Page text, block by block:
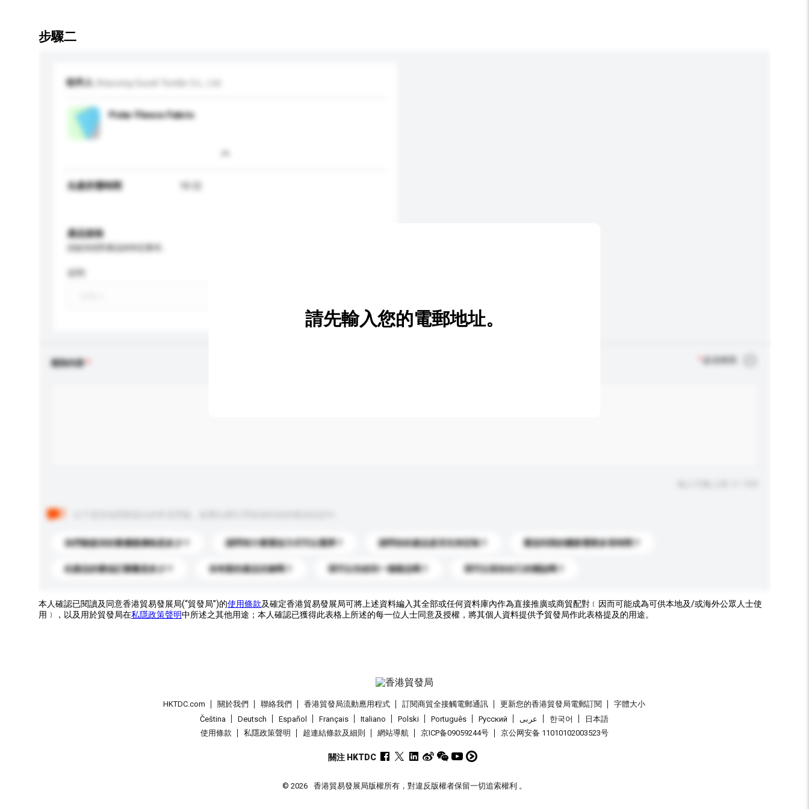
步驟二
收件人 Shaoxing Guodi Textile Co., Ltd.
Polar Fleece Fabric
生產所需時間
產品規格
查詢內容
你們能提供的最優惠價格是多少？ 請問有什麼運送方式可以選擇？ 請問你的產品是否支持定制？ 運送到我的國家需要多長時間？
此產品的最低訂購量是多少？ 你有新的產品目錄嗎？ 我可以先收到一個樣品嗎？ 我可以添加自己的標誌嗎？
請先輸入您的電郵地址。
本人確認已閱讀及同意香港貿易發展局(“貿發局”)的使用條款及確定香港貿易發展局可將上述資料編入其全部或任何資料庫內作為直接推廣或商貿配對﹝因而可能成為可供本地及/或海外公眾人士使
用﹞，以及用於貿發局在私隱政策聲明中所述之其他用途；本人確認已獲得此表格上所述的每一位人士同意及授權，將其個人資料提供予貿發局作此表格提及的用途。
HKTDC.com 關於我們 聯絡我們 香港貿發局流動應用程式 訂閱商貿全接觸電郵通訊 更新您的香港貿發局電郵訂閱
字體大小
Čeština
Deutsch Español Français Italiano Polski Português Pусский عربى 한국어
日本語
使用條款
私隱政策聲明 超連結條款及細則 網站導航 京ICP备09059244号 京公网安备 11010102003523号
關注 HKTDC
© 2026 香港貿易發展局版權所有，對違反版權者保留一切追索權利 。